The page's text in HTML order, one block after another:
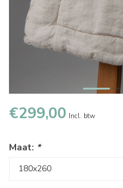
€299,00 Incl. btw
Maat: *